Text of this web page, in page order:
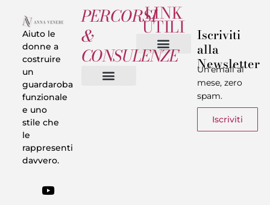
Aiuto le
donne a
costruire
un
guardaroba
funzionale
e uno
stile che
le
rappresenti
davvero.
PERCORSI
&
CONSULENZE
LINK
UTILI Iscriviti
alla
Newsletter
Un’email al
mese, zero
spam.
Iscriviti